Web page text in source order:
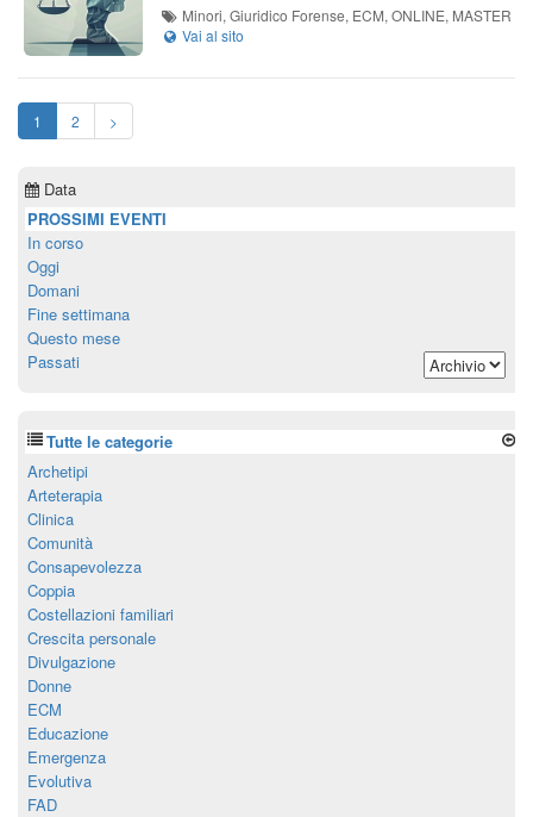
Minori, Giuridico Forense, ECM, ONLINE, MASTER
1 2 >
Data
PROSSIMI EVENTI
In corso
Oggi
Domani
Fine settimana
Questo mese
Passati
Tutte le categorie
Archetipi
Arteterapia
Clinica
Comunità
Consapevolezza
Coppia
Costellazioni familiari
Crescita personale
Divulgazione
Donne
ECM
Educazione
Emergenza
Evolutiva
FAD